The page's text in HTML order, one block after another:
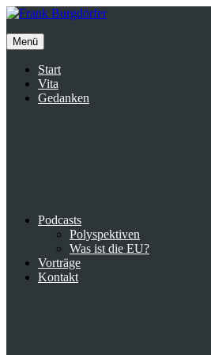
Inhalte
Menü
Start
Vita
Gedanken
Podcasts
Polyspektiven
Was ist die EU?
Vorträge
Kontakt